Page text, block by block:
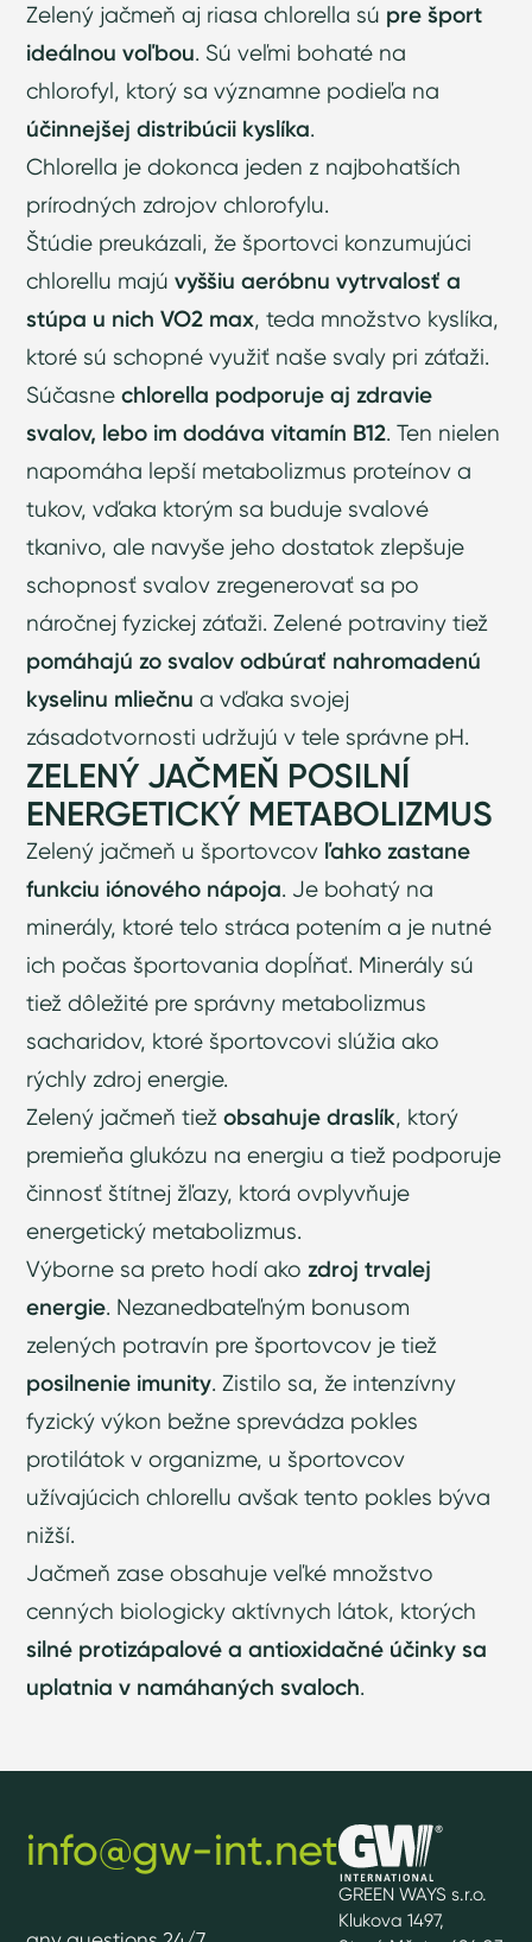
Zelený jačmeň aj riasa chlorella sú pre šport
ideálnou voľbou. Sú veľmi bohaté na
chlorofyl, ktorý sa významne podieľa na
účinnejšej distribúcii kyslíka.
Chlorella je dokonca jeden z najbohatších
prírodných zdrojov chlorofylu.
Štúdie preukázali, že športovci konzumujúci
chlorellu majúvyššiu aeróbnu vytrvalosť a
stúpa u nich VO2 max, teda množstvo kyslíka,
ktoré sú schopné využiť naše svaly pri záťaži.
Súčasnechlorella podporuje aj zdravie
svalov, lebo im dodáva vitamín B12. Ten nielen
napomáha lepší metabolizmus proteínov a
tukov, vďaka ktorým sa buduje svalové
tkanivo, ale navyše jeho dostatok zlepšuje
schopnosť svalov zregenerovať sa po
náročnej fyzickej záťaži. Zelené potraviny tiež
pomáhajú zo svalov odbúrať nahromadenú
kyselinu mliečnu a vďaka svojej
zásadotvornosti udržujú v tele správne pH.
ZELENÝ JAČMEŇ POSILNÍ
ENERGETICKÝ METABOLIZMUS
Zelený jačmeň u športovcov ľahko zastane
funkciu iónového nápoja. Je bohatý na
minerály, ktoré telo stráca potením a je nutné
ich počas športovania dopĺňať. Minerály sú
tiež dôležité pre správny metabolizmus
sacharidov, ktoré športovcovi slúžia ako
rýchly zdroj energie.
Zelený jačmeň tiežobsahuje draslík, ktorý
premieňa glukózu na energiu a tiež podporuje
činnosť štítnej žľazy, ktorá ovplyvňuje
energetický metabolizmus.
Výborne sa preto hodí akozdroj trvalej
energie. Nezanedbateľným bonusom
zelených potravín pre športovcov je tiež
posilnenie imunity. Zistilo sa, že intenzívny
fyzický výkon bežne sprevádza pokles
protilátok v organizme, u športovcov
užívajúcich chlorellu avšak tento pokles býva
nižší.
Jačmeň zase obsahuje veľké množstvo
cenných biologicky aktívnych látok, ktorých
silné protizápalové a antioxidačné účinky sa
uplatnia v namáhaných svaloch.
GREEN WAYS s.r.o.
Klukova 1497,
info@gw-int.net